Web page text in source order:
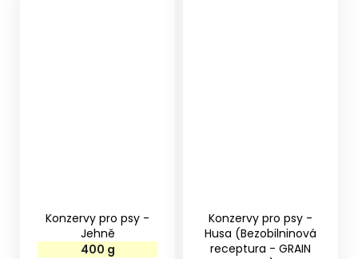
Konzervy pro psy -
400 g
Konzervy pro psy -
Husa (Bezobilninová
receptura - GRAIN